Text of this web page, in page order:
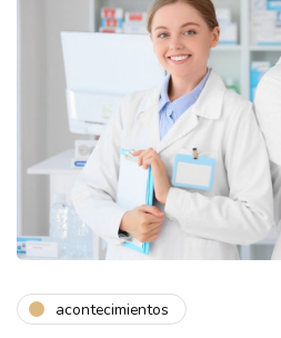
acontecimientos